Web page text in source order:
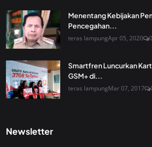
Menentang Kebijakan
Pencegahan...
teras lampungApr 05, 2020 0
Smartfren Luncurkan
GSM+ di...
teras lampungMar 07, 2017
Newsletter